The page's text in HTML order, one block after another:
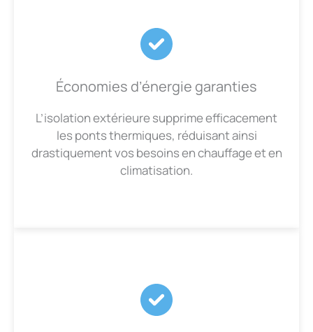
Économies d’énergie garanties
L’isolation extérieure supprime efficacement
les ponts thermiques, réduisant ainsi
drastiquement vos besoins en chauffage et en
climatisation.